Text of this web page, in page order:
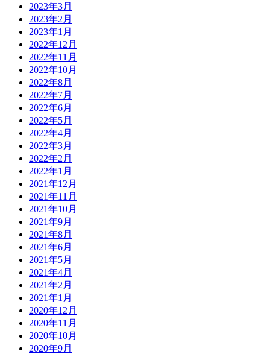
2023年3月
2023年2月
2023年1月
2022年12月
2022年11月
2022年10月
2022年8月
2022年7月
2022年6月
2022年5月
2022年4月
2022年3月
2022年2月
2022年1月
2021年12月
2021年11月
2021年10月
2021年9月
2021年8月
2021年6月
2021年5月
2021年4月
2021年2月
2021年1月
2020年12月
2020年11月
2020年10月
2020年9月